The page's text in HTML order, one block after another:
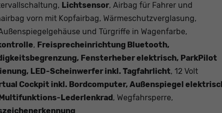
Lichtsensor, Airbag für Fahrer und
vorn mit Kopfairbag, Wärmeschutzverglasung,
und Türgriffe in Wagenfarbe,
, Freisprecheinrichtung Bluetooth,
Fensterheber elektrisch, ParkPilot
LED-Scheinwerfer inkl. Tagfahrlicht, 12 Volt
Cockpit inkl. Bordcomputer, Außenspiegel
Lederlenkrad, Wegfahrsperre,